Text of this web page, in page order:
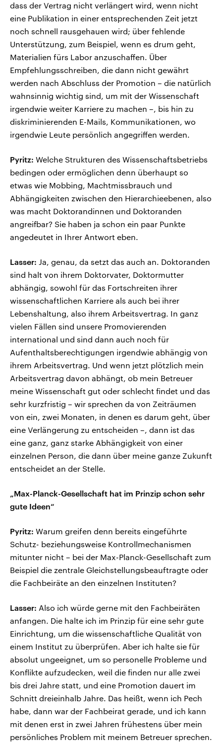
dass der Vertrag nicht verlängert wird, wenn nicht
eine Publikation in einer entsprechenden Zeit jetzt
noch schnell rausgehauen wird; über fehlende
Unterstützung, zum Beispiel, wenn es drum geht,
Materialien fürs Labor anzuschaffen. Über
Empfehlungsschreiben, die dann nicht gewährt
werden nach Abschluss der Promotion – die natürlich
wahnsinnig wichtig sind, um mit der Wissenschaft
irgendwie weiter Karriere zu machen –, bis hin zu
diskriminierenden E-Mails, Kommunikationen, wo
irgendwie Leute persönlich angegriffen werden.
Pyritz: Welche Strukturen des Wissenschaftsbetriebs
bedingen oder ermöglichen denn überhaupt so
etwas wie Mobbing, Machtmissbrauch und
Abhängigkeiten zwischen den Hierarchieebenen, also
was macht Doktorandinnen und Doktoranden
angreifbar? Sie haben ja schon ein paar Punkte
angedeutet in Ihrer Antwort eben.
Lasser: Ja, genau, da setzt das auch an. Doktoranden
sind halt von ihrem Doktorvater, Doktormutter
abhängig, sowohl für das Fortschreiten ihrer
wissenschaftlichen Karriere als auch bei ihrer
Lebenshaltung, also ihrem Arbeitsvertrag. In ganz
vielen Fällen sind unsere Promovierenden
international und sind dann auch noch für
Aufenthaltsberechtigungen irgendwie abhängig von
ihrem Arbeitsvertrag. Und wenn jetzt plötzlich mein
Arbeitsvertrag davon abhängt, ob mein Betreuer
meine Wissenschaft gut oder schlecht findet und das
sehr kurzfristig – wir sprechen da von Zeiträumen
von ein, zwei Monaten, in denen es darum geht, über
eine Verlängerung zu entscheiden –, dann ist das
eine ganz, ganz starke Abhängigkeit von einer
einzelnen Person, die dann über meine ganze Zukunft
entscheidet an der Stelle.
„Max-Planck-Gesellschaft hat im Prinzip schon sehr
gute Ideen“
Pyritz: Warum greifen denn bereits eingeführte
Schutz- beziehungsweise Kontrollmechanismen
mitunter nicht – bei der Max-Planck-Gesellschaft zum
Beispiel die zentrale Gleichstellungsbeauftragte oder
die Fachbeiräte an den einzelnen Instituten?
Lasser: Also ich würde gerne mit den Fachbeiräten
anfangen. Die halte ich im Prinzip für eine sehr gute
Einrichtung, um die wissenschaftliche Qualität von
einem Institut zu überprüfen. Aber ich halte sie für
absolut ungeeignet, um so personelle Probleme und
Konflikte aufzudecken, weil die finden nur alle zwei
bis drei Jahre statt, und eine Promotion dauert im
Schnitt dreieinhalb Jahre. Das heißt, wenn ich Pech
habe, dann war der Fachbeirat gerade, und ich kann
mit denen erst in zwei Jahren frühestens über mein
persönliches Problem mit meinem Betreuer sprechen.